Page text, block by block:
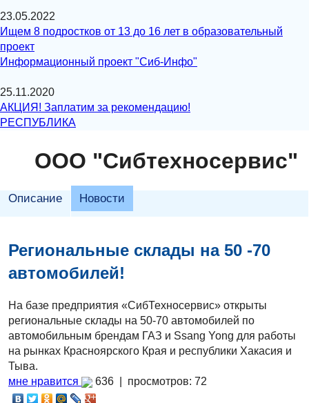
23.05.2022
Ищем 8 подростков от 13 до 16 лет в образовательный
проект
Информационный проект "Сиб-Инфо"
25.11.2020
АКЦИЯ! Заплатим за рекомендацию!
РЕСПУБЛИКА
ООО "Сибтехносервис"
Описание Новости
Региональные склады на 50 -70
автомобилей!
На базе предприятия «СибТехносервис» открыты
региональные склады на 50-70 автомобилей по
автомобильным брендам ГАЗ и Ssang Yong для работы
на рынках Красноярского Края и республики Хакасия и
Тыва.
мне нравится
636 | просмотров: 72